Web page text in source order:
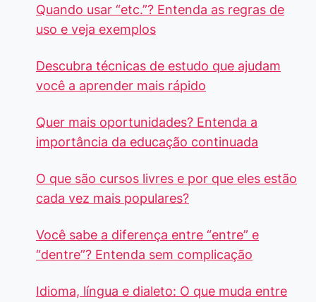
Quando usar “etc.”? Entenda as regras de
uso e veja exemplos
Descubra técnicas de estudo que ajudam
você a aprender mais rápido
Quer mais oportunidades? Entenda a
importância da educação continuada
O que são cursos livres e por que eles estão
cada vez mais populares?
Você sabe a diferença entre “entre” e
“dentre”? Entenda sem complicação
Idioma, língua e dialeto: O que muda entre